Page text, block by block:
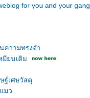
for you and your gang
ความทรงจำ
มียนเดิม
ฐ์เศษวัสดุ
มว